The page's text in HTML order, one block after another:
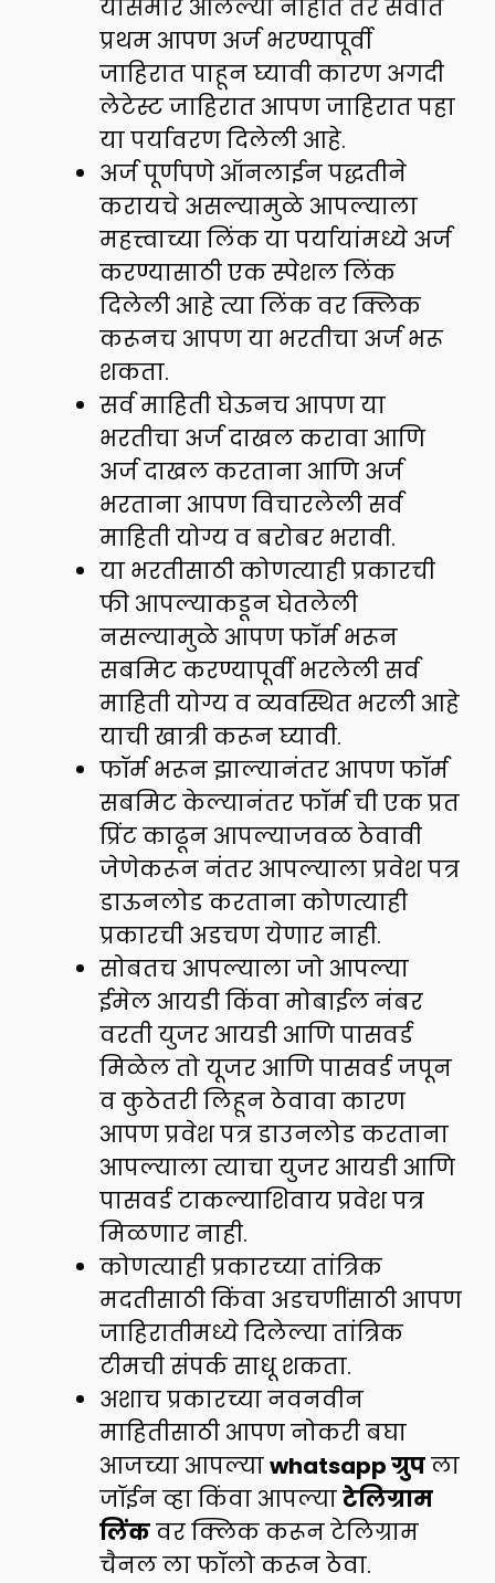
यासमोर आलेल्या नाहीत तर सर्वात
प्रथम आपण अर्ज भरण्यापूर्वी
जाहिरात पाहून घ्यावी कारण अगदी
लेटेस्ट जाहिरात आपण जाहिरात पहा
या पर्यावरण दिलेली आहे.
अर्ज पूर्णपणे ऑनलाईन पद्धतीने
करायचे असल्यामुळे आपल्याला
महत्त्वाच्या लिंक या पर्यायांमध्ये अर्ज
करण्यासाठी एक स्पेशल लिंक
दिलेली आहे त्या लिंक वर क्लिक
करूनच आपण या भरतीचा अर्ज भरू
शकता.
सर्व माहिती घेऊनच आपण या
भरतीचा अर्ज दाखल करावा आणि
अर्ज दाखल करताना आणि अर्ज
भरताना आपण विचारलेली सर्व
माहिती योग्य व बरोबर भरावी.
या भरतीसाठी कोणत्याही प्रकारची
फी आपल्याकडून घेतलेली
नसल्यामुळे आपण फॉर्म भरून
सबमिट करण्यापूर्वी भरलेली सर्व
माहिती योग्य व व्यवस्थित भरली आहे
याची खात्री करून घ्यावी.
फॉर्म भरून झाल्यानंतर आपण फॉर्म
सबमिट केल्यानंतर फॉर्म ची एक प्रत
प्रिंट काढून आपल्याजवळ ठेवावी
जेणेकरून नंतर आपल्याला प्रवेश पत्र
डाऊनलोड करताना कोणत्याही
प्रकारची अडचण येणार नाही.
सोबतच आपल्याला जो आपल्या
ईमेल आयडी किंवा मोबाईल नंबर
वरती युजर आयडी आणि पासवर्ड
मिळेल तो यूजर आणि पासवर्ड जपून
व कुठेतरी लिहून ठेवावा कारण
आपण प्रवेश पत्र डाउनलोड करताना
आपल्याला त्याचा युजर आयडी आणि
पासवर्ड टाकल्याशिवाय प्रवेश पत्र
मिळणार नाही.
कोणत्याही प्रकारच्या तांत्रिक
मदतीसाठी किंवा अडचणींसाठी आपण
जाहिरातीमध्ये दिलेल्या तांत्रिक
टीमची संपर्क साधू शकता.
अशाच प्रकारच्या नवनवीन
माहितीसाठी आपण नोकरी बघा
आजच्या आपल्याwhatsapp ग्रुपला
जॉईन व्हा किंवा आपल्याटेलिग्राम
लिंकवर क्लिक करून टेलिग्राम
चैनल ला फॉलो करून ठेवा.